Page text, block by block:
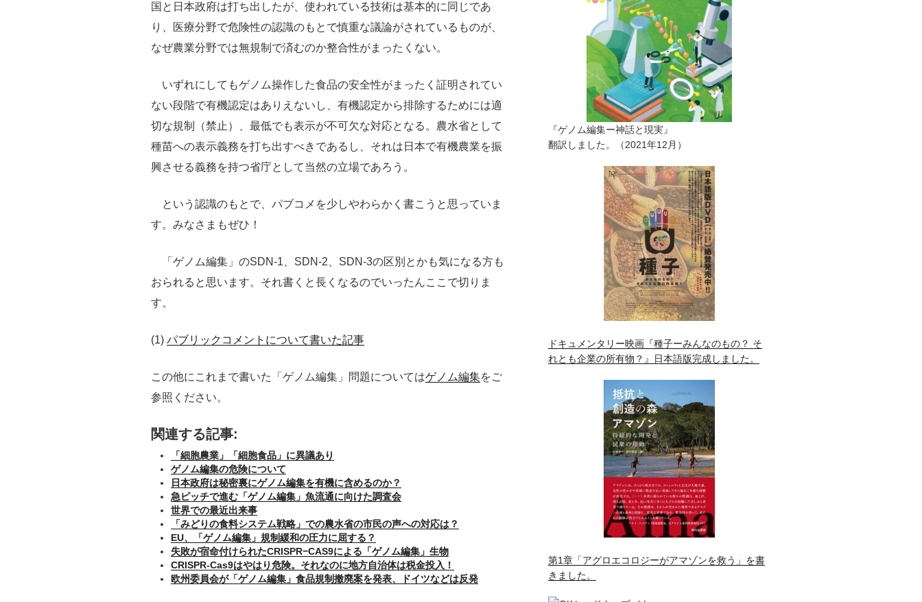
国と日本政府は打ち出したが、使われている技術は基本的に同じであ
り、医療分野で危険性の認識のもとで慎重な議論がされているものが、
なぜ農業分野では無規制で済むのか整合性がまったくない。
いずれにしてもゲノム操作した食品の安全性がまったく証明されてい
ない段階で有機認定はありえないし、有機認定から排除するためには適
切な規制（禁止）、最低でも表示が不可欠な対応となる。農水省として
種苗への表示義務を打ち出すべきであるし、それは日本で有機農業を振
興させる義務を持つ省庁として当然の立場であろう。
という認識のもとで、パブコメを少しやわらかく書こうと思っていま
す。みなさまもぜひ！
「ゲノム編集」のSDN-1、SDN-2、SDN-3の区別とかも気になる方も
おられると思います。それ書くと長くなるのでいったんここで切りま
す。
(1) パブリックコメントについて書いた記事
この他にこれまで書いた「ゲノム編集」問題についてはゲノム編集をご
参照ください。
関連する記事:
「細胞農業」「細胞食品」に異議あり
ゲノム編集の危険について
日本政府は秘密裏にゲノム編集を有機に含めるのか？
急ピッチで進む「ゲノム編集」魚流通に向けた調査会
世界での最近出来事
「みどりの食料システム戦略」での農水省の市民の声への対応は？
EU、「ゲノム編集」規制緩和の圧力に屈する？
失敗が宿命付けられたCRISPR−CAS9による「ゲノム編集」生物
CRISPR-Cas9はやはり危険。それなのに地方自治体は税金投入！
欧州委員会が「ゲノム編集」食品規制撤廃案を発表、ドイツなどは反発
『ゲノム編集ー神話と現実』
翻訳しました。（2021年12月）
ドキュメンタリー映画『種子ーみんなのもの？ そ
れとも企業の所有物？』日本語版完成しました。
第1章「アグロエコロジーがアマゾンを救う」を書
きました。